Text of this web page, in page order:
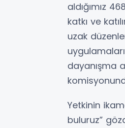
aldığımız
katkı ve
uzak
dayanışma
Yetkinin
buluruz”